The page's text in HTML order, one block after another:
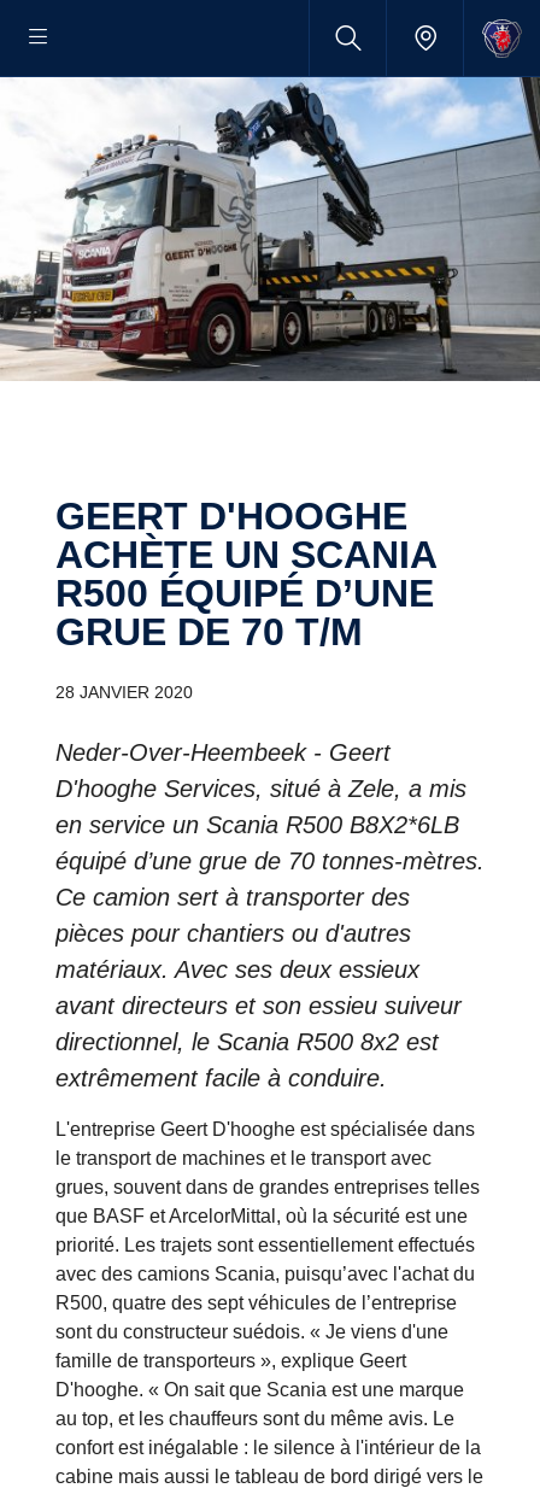
GEERT D'HOOGHE
ACHÈTE UN SCANIA
R500 ÉQUIPÉ D’UNE
GRUE DE 70 T/M
28 JANVIER 2020
Neder-Over-Heembeek - Geert
D'hooghe Services, situé à Zele, a mis
en service un Scania R500 B8X2*6LB
équipé d’une grue de 70 tonnes-mètres.
Ce camion sert à transporter des
pièces pour chantiers ou d'autres
matériaux. Avec ses deux essieux
avant directeurs et son essieu suiveur
directionnel, le Scania R500 8x2 est
extrêmement facile à conduire.
L'entreprise Geert D'hooghe est spécialisée dans
le transport de machines et le transport avec
grues, souvent dans de grandes entreprises telles
que BASF et ArcelorMittal, où la sécurité est une
priorité. Les trajets sont essentiellement effectués
avec des camions Scania, puisqu’avec l'achat du
R500, quatre des sept véhicules de l’entreprise
sont du constructeur suédois. « Je viens d'une
famille de transporteurs », explique Geert
D'hooghe. « On sait que Scania est une marque
au top, et les chauffeurs sont du même avis. Le
confort est inégalable : le silence à l'intérieur de la
cabine mais aussi le tableau de bord dirigé vers le